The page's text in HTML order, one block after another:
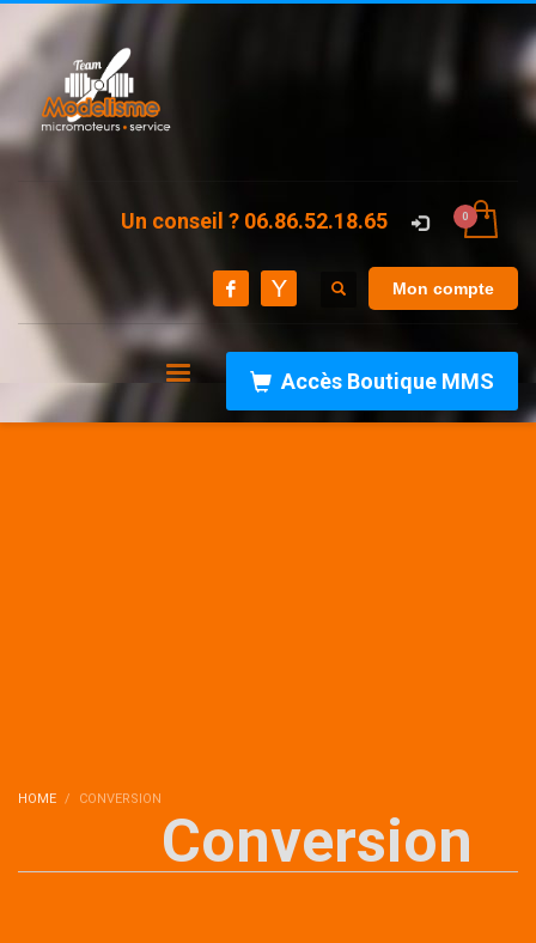
Un conseil ? 06.86.52.18.65
Mon compte
Accès Boutique MMS
HOME CONVERSION
Conversion